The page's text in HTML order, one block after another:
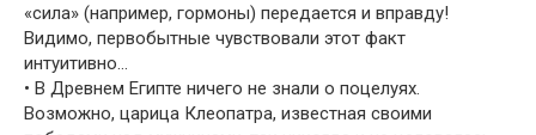
«сила» (например, гормоны) передается и вправду!
Видимо, первобытные чувствовали этот факт
интуитивно…
• В Древнем Египте ничего не знали о поцелуях.
Возможно, царица Клеопатра, известная своими